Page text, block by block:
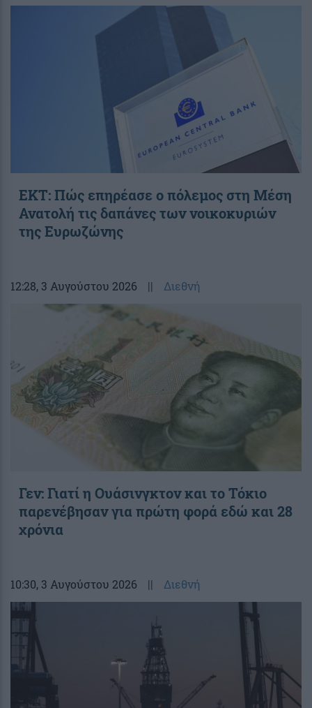
ΕΚΤ: Πώς επηρέασε ο πόλεμος στη Μέση
Ανατολή τις δαπάνες των νοικοκυριών
της Ευρωζώνης
12:28, 3 Αυγούστου 2026 || Διεθνή
Γεν: Γιατί η Ουάσινγκτον και το Τόκιο
παρενέβησαν για πρώτη φορά εδώ και 28
χρόνια
10:30, 3 Αυγούστου 2026 || Διεθνή